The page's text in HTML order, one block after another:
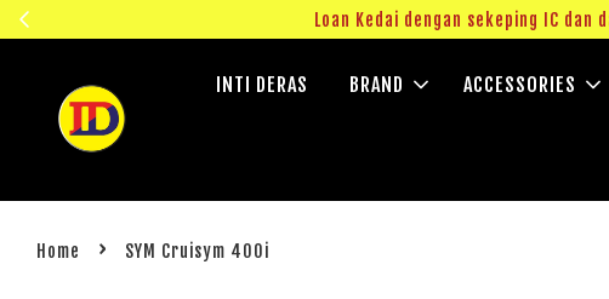
Loan Kedai dengan sekeping IC dan
INTI DERAS BRAND ACCESSORIES
Home › SYM Cruisym 400i